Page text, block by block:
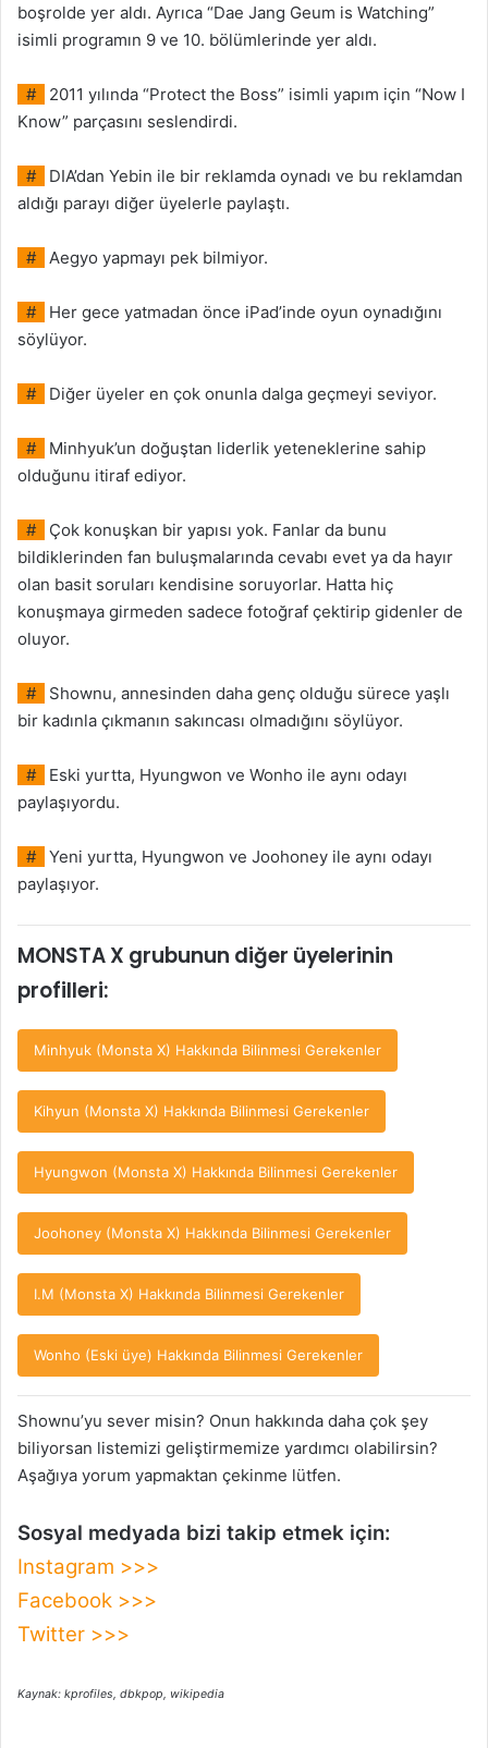
boşrolde yer aldı. Ayrıca “Dae Jang Geum is Watching”
isimli programın 9 ve 10. bölümlerinde yer aldı.
#
2011 yılında “Protect the Boss” isimli yapım için “Now I
Know” parçasını seslendirdi.
#
DIA’dan Yebin ile bir reklamda oynadı ve bu reklamdan
aldığı parayı diğer üyelerle paylaştı.
# Aegyo yapmayı pek bilmiyor.
#
Her gece yatmadan önce iPad’inde oyun oynadığını
söylüyor.
# Diğer üyeler en çok onunla dalga geçmeyi seviyor.
#
Minhyuk’un doğuştan liderlik yeteneklerine sahip
olduğunu itiraf ediyor.
#
Çok konuşkan bir yapısı yok. Fanlar da bunu
bildiklerinden fan buluşmalarında cevabı evet ya da hayır
olan basit soruları kendisine soruyorlar. Hatta hiç
konuşmaya girmeden sadece fotoğraf çektirip gidenler de
oluyor.
#
Shownu, annesinden daha genç olduğu sürece yaşlı
bir kadınla çıkmanın sakıncası olmadığını söylüyor.
#
Eski yurtta, Hyungwon ve Wonho ile aynı odayı
paylaşıyordu.
#
Yeni yurtta, Hyungwon ve Joohoney ile aynı odayı
paylaşıyor.
MONSTA X grubunun diğer üyelerinin
profilleri:
Minhyuk (Monsta X) Hakkında Bilinmesi Gerekenler
Kihyun (Monsta X) Hakkında Bilinmesi Gerekenler
Hyungwon (Monsta X) Hakkında Bilinmesi Gerekenler
Joohoney (Monsta X) Hakkında Bilinmesi Gerekenler
I.M (Monsta X) Hakkında Bilinmesi Gerekenler
Wonho (Eski üye) Hakkında Bilinmesi Gerekenler
Shownu’yu sever misin? Onun hakkında daha çok şey
biliyorsan listemizi geliştirmemize yardımcı olabilirsin?
Aşağıya yorum yapmaktan çekinme lütfen.
Sosyal medyada bizi takip etmek için:
Instagram >>>
Facebook >>>
Twitter >>>
Kaynak: kprofiles, dbkpop, wikipedia